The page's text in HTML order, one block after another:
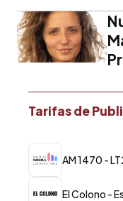
Tarifas de
AM 1470 -
El Colono -